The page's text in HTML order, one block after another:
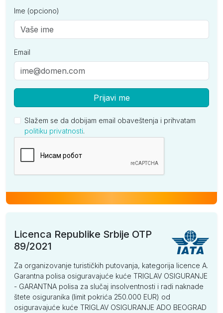
po osobi po danu 45 -
Ime (opciono)
Email
Prijavi me
Slažem se da dobijam email obaveštenja i prihvatam
politiku privatnosti.
Licenca Republike Srbije OTP
89/2021
Za organizovanje turističkih putovanja, kategorija licence A.
Garantna polisa osiguravajuće kuće TRIGLAV OSIGURANJE
- GARANTNA polisa za slučaj insolventnosti i radi naknade
štete osiguranika (limit pokrića 250.000 EUR) od
osiguravajuće kuće TRIGLAV OSIGURANJE ADO BEOGRAD